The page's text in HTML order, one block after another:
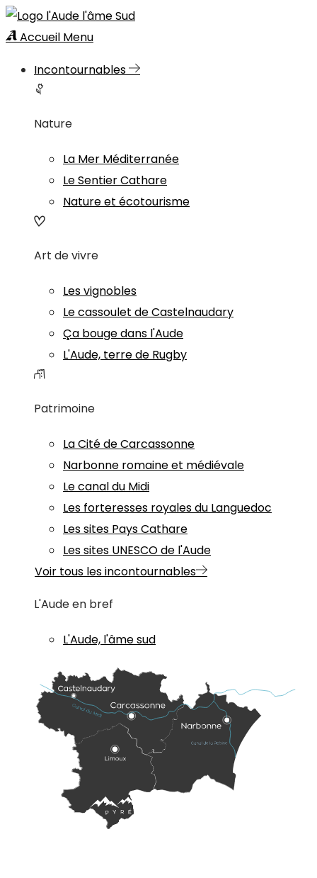
Accueil Menu
Incontournables
Nature
La Mer Méditerranée
Le Sentier Cathare
Nature et écotourisme
Art de vivre
Les vignobles
Le cassoulet de Castelnaudary
Ça bouge dans l'Aude
L'Aude, terre de Rugby
Patrimoine
La Cité de Carcassonne
Narbonne romaine et médiévale
Le canal du Midi
Les forteresses royales du Languedoc
Les sites Pays Cathare
Les sites UNESCO de l'Aude
Voir tous les incontournables
L'Aude en bref
L'Aude, l'âme sud